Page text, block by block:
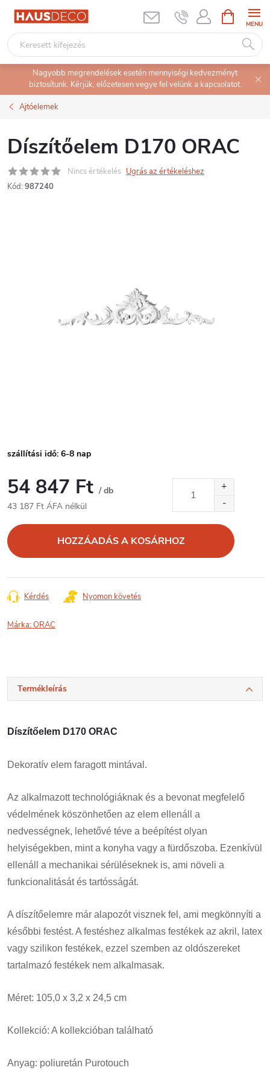
Ugrás
tartalomhoz
KOSÁR
Nagyobb megrendelések esetén mennyiségi kedvezményt
biztosítunk. Kérjük, előzetesen vegye fel velünk a kapcsolatot.
Ajtóelemek
Díszítőelem D170 ORAC
Nincs értékelés Ugrás az értékeléshez
Kód: 987240
szállítási idő: 6-8 nap
54 847 Ft / db
43 187 Ft ÁFA nélkül
HOZZÁADÁS A KOSÁRHOZ
Kérdés Nyomon követés
Márka:ORAC
Termékleírás
Díszítőelem D170 ORAC
Dekoratív elem faragott mintával.
Az alkalmazott technológiáknak és a bevonat megfelelő
védelmének köszönhetően az elem ellenáll a
nedvességnek, lehetővé téve a beépítést olyan
helyiségekben, mint a konyha vagy a fürdőszoba. Ezenkívül
ellenáll a mechanikai sérüléseknek is, ami növeli a
funkcionalitását és tartósságát.
A díszítőelemre már alapozót visznek fel, ami megkönnyíti a
későbbi festést. A festéshez alkalmas festékek az akril, latex
vagy szilikon festékek, ezzel szemben az oldószereket
tartalmazó festékek nem alkalmasak.
Méret: 105,0 x 3,2 x 24,5 cm
Kollekció: A kollekcióban található
Anyag: poliuretán Purotouch